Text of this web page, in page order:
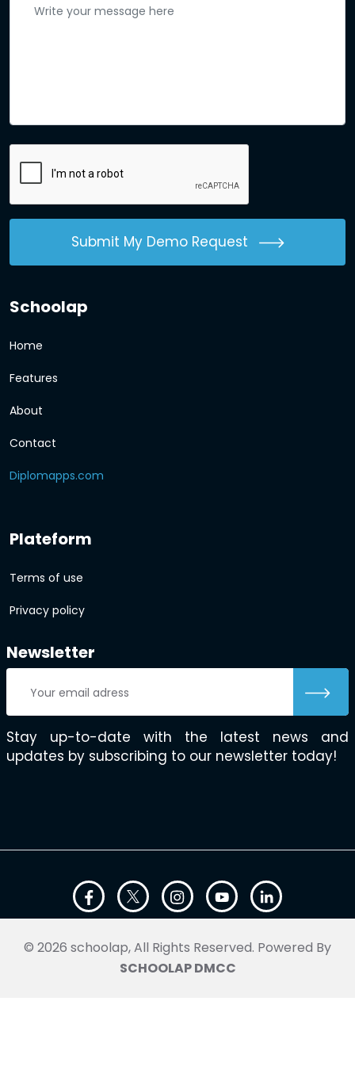
Submit My Demo Request
Schoolap
Home
Features
About
Contact
Diplomapps.com
Plateform
Terms of use
Privacy policy
Newsletter
Stay up-to-date with the latest news and
updates by subscribing to our newsletter today!
© 2026 schoolap, All Rights Reserved. Powered By
SCHOOLAP DMCC